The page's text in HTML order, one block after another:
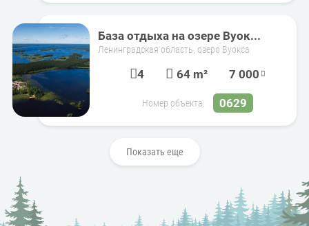
База отдыха на озере Вуок...
Ленинградская область, озеро Вуокса
4 64 m² 7 000
Номер объекта: 0629
Показать еще